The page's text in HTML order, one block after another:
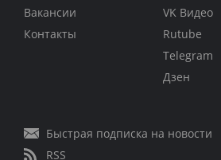
Вакансии
Контакты
VK Видео
Rutube
Telegram
Дзен
Быстрая подписка на новости
RSS